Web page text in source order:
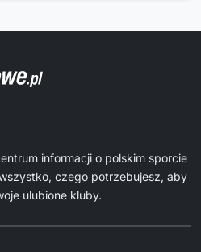
informacji o polskim sporcie
czego potrzebujesz, aby
ulubione kluby.